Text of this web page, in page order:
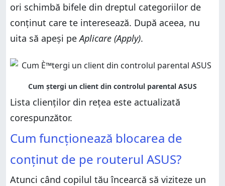
ori schimbă bifele din dreptul categoriilor de
conținut care te interesează. După aceea, nu
uita să apeși peAplicare (Apply).
Lista clienților din rețea este actualizată
corespunzător.
Cum funcționează blocarea de
conținut de pe routerul ASUS?
Atunci când copilul tău încearcă să viziteze un